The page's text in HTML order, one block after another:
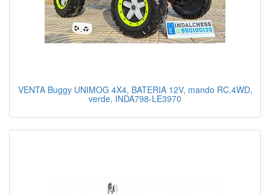
VENTA Buggy UNIMOG 4X4, BATERIA 12V, mando RC,4WD,
verde, INDA798-LE3970